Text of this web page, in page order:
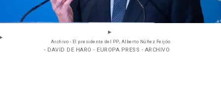
Archivo - El presidente del PP, Alberto Núñez Feijóo
- DAVID DE HARO - EUROPA PRESS - ARCHIVO